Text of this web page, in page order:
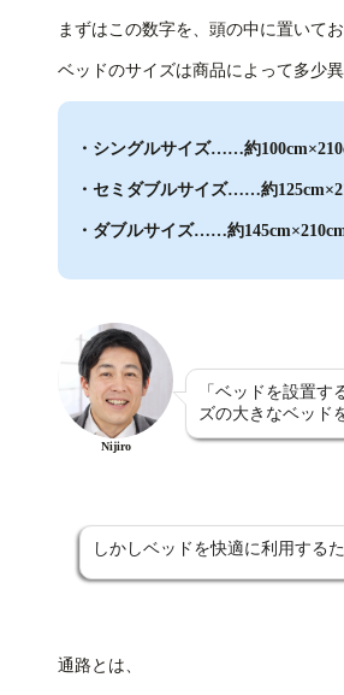
まずはこの数字を、頭の中に置いてお
ベッドのサイズは商品によって多少
・シングルサイズ……約
・セミダブルサイズ……約
・ダブルサイズ……約
Nijiro
「ベッドを設置
ズの大きなベッド
しかしベッドを快適に利用するた
通路とは、